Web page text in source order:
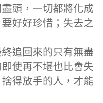
頭，一切都將化成
好好珍惜；失去之
追回來的只有無盡
使再不堪也比會失
得放手的人，才能